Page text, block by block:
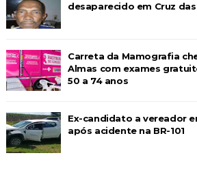
desaparecido em Cruz
Carreta da Mamografia
Almas com exames
50 a 74 anos
Ex-candidato a vereador
após acidente na BR-101